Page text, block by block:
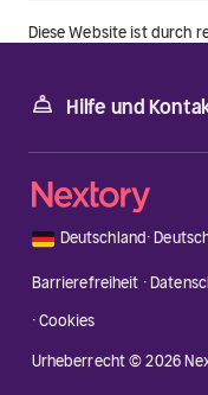
Diese Website ist durch
Hilfe und
🇩🇪 Deutschland·
Barrierefreiheit ·
·Cookies
Urheberrecht © 2026